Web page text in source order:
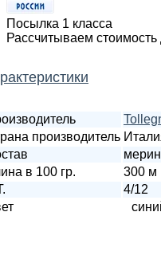
Посылка 1 класса
Рассчитываем стоимость
производитель
в 100 гр.
300 м
4/12